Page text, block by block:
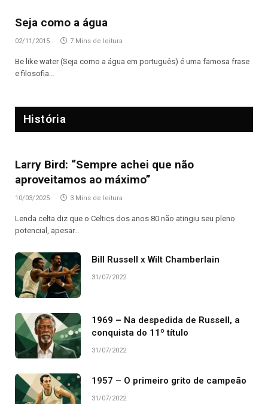
Seja como a água
02/11/2015 7 Mins de leitura
Be like water (Seja como a água em português) é uma famosa frase
e filosofia…
História
Larry Bird: “Sempre achei que não
aproveitamos ao máximo”
10/03/2025 3 Mins de leitura
Lenda celta diz que o Celtics dos anos 80 não atingiu seu pleno
potencial, apesar…
Bill Russell x Wilt Chamberlain
31/07/2022
1969 – Na despedida de Russell, a
conquista do 11º título
31/07/2022
1957 – O primeiro grito de campeão
31/07/2022